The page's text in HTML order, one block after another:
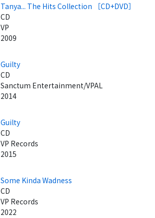
Tanya... The Hits Collection ［CD+DVD］
CD
VP
2009
Guilty
CD
Sanctum Entertainment/VPAL
2014
Guilty
CD
VP Records
2015
Some Kinda Wadness
CD
VP Records
2022